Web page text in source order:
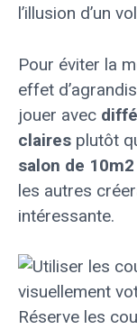
l’illusion d’un
Pour éviter la
effet
jouer avec
claires plutôt
salon de 10m2
les autres
intéressante.
Réserve les